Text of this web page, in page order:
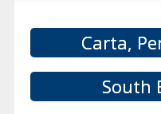
Carta,
South